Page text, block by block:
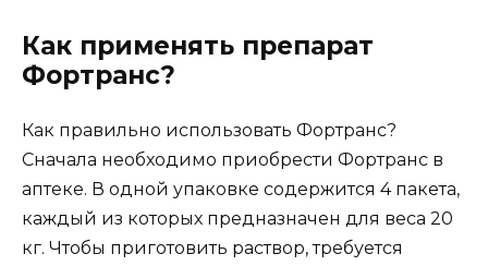
Как применять препарат
Фортранс?
Как правильно использовать Фортранс?
Сначала необходимо приобрести Фортранс в
аптеке. В одной упаковке содержится 4 пакета,
каждый из которых предназначен для веса 20
кг. Чтобы приготовить раствор, требуется